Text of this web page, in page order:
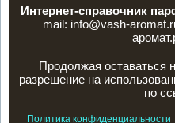
Интернет-справочник
mail: info@vash-
Продолжая оставаться
разрешение на
по
Политика конфиденциальности